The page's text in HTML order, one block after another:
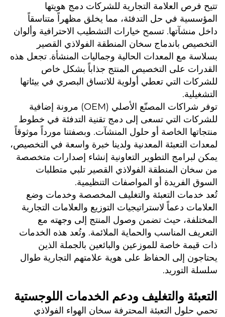
تتيح فرص العلامة التجارية للشركات دمج هويتها
المؤسسية في حل التدفئة، مما يخلق مظهراً متناسقاً
داخل منشآتها. تسمح خيارات التشطيب الاحترافية وألوان
التخصيص باندماج سخان المنطقة الفولاذي القصير
بسلاسة مع المعدات الحالية وجماليات المنشأة. تجعل هذه
القدرات على التخصيص المنتج جذاباً بشكل خاص
للشركات التي تعطي أولوية للاتساق البصري في بيئاتها
التشغيلية.
توفر شراكات المصنّع الأصلي (OEM) مرونة إضافية
للشركات التي تسعى إلى دمج تقنية التدفئة في خطوط
منتجاتها الخاصة أو حلول المنشآت. وبصفتنا مورداً موثوقاً
لمعدات التعبئة المعدنية ولدينا خبرة واسعة في التخصيص،
يمكن لبرامج التطوير التعاونية إنشاء إصدارات متخصصة
من سخان المنطقة الفولاذي القصير تلبي متطلبات
السوق الفريدة أو المواصفات التنظيمية.
تُعد خدمات التعبئة والتغليف المخصصة وخدمات وضع
العلامات دعماً لاستراتيجيات التوزيع والعلامات التجارية
المختلفة، حيث تضمن وصول المنتج إلى وجهته مع
التعريف المناسب والحماية الملائمة. وتُعد هذه الخدمات
ذات قيمة خاصة للموزعين والبائعين بالجملة الذين
يحتاجون إلى الحفاظ على هوية علامتهم التجارية طوال
سلسلة التوريد.
التعبئة والتغليف ودعم الخدمات اللوجستية
تحمي حلول التعبئة المحترفة سخان الهواء الفولاذي